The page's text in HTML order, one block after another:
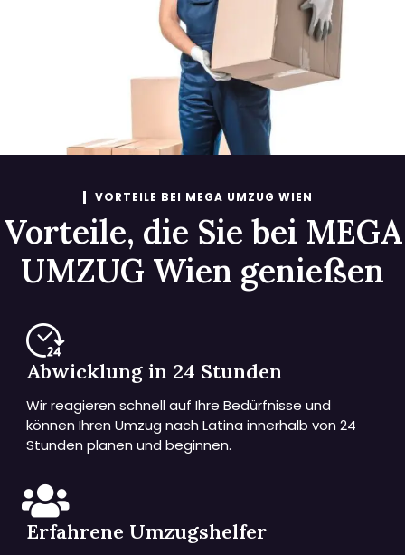
VORTEILE BEI MEGA UMZUG WIEN
Vorteile, die Sie bei MEGA
UMZUG Wien genießen
Abwicklung in 24 Stunden
Wir reagieren schnell auf Ihre Bedürfnisse und
können Ihren Umzug nach Latina innerhalb von 24
Stunden planen und beginnen.
Erfahrene Umzugshelfer